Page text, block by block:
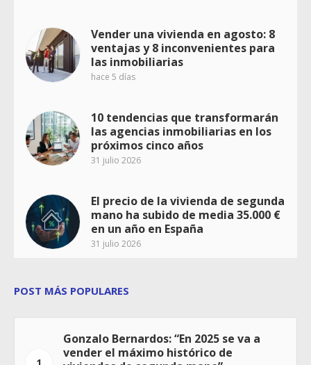
Vender una vivienda en agosto: 8
ventajas y 8 inconvenientes para
las inmobiliarias
hace 5 días
10 tendencias que transformarán
las agencias inmobiliarias en los
próximos cinco años
31 julio 2026
El precio de la vivienda de segunda
mano ha subido de media 35.000 €
en un año en España
31 julio 2026
POST MÁS POPULARES
Gonzalo Bernardos: “En 2025 se va a
vender el máximo histórico de